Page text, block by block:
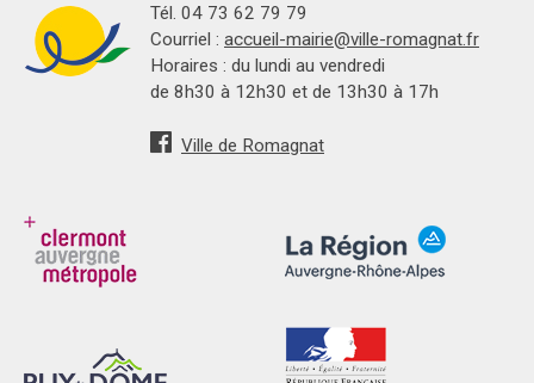
Tél. 04 73 62 79 79
Courriel : accueil-mairie@ville-romagnat.fr
Horaires : du lundi au vendredi
de 8h30 à 12h30 et de 13h30 à 17h
Ville de Romagnat